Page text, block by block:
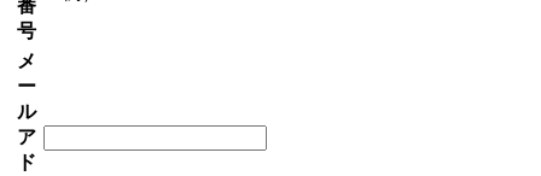
番
号
メ
ー
ル
ア
ド